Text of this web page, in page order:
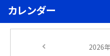
カレンダー
2026